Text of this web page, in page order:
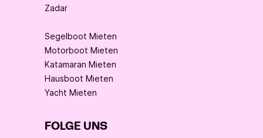
Zadar
Segelboot Mieten
Motorboot Mieten
Katamaran Mieten
Hausboot Mieten
Yacht Mieten
FOLGE UNS